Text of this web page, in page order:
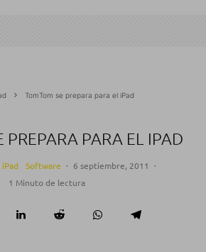
TomTom se prepara para el iPad
PARA EL IPAD
iPad Software · 6 septiembre, 2011
·
1 Minuto de lectura